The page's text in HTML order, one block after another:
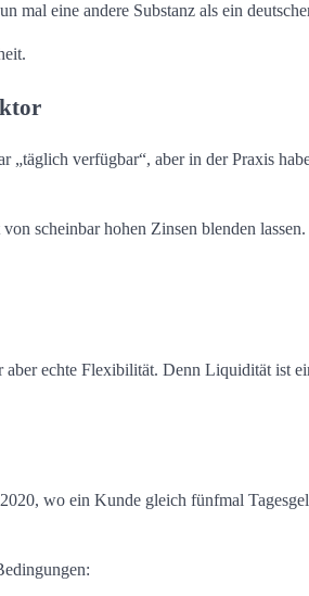
mal eine andere Substanz als ein
„täglich verfügbar“, aber in der Praxis
scheinbar hohen Zinsen blenden
echte Flexibilität. Denn Liquidität ist
wo ein Kunde gleich fünfmal